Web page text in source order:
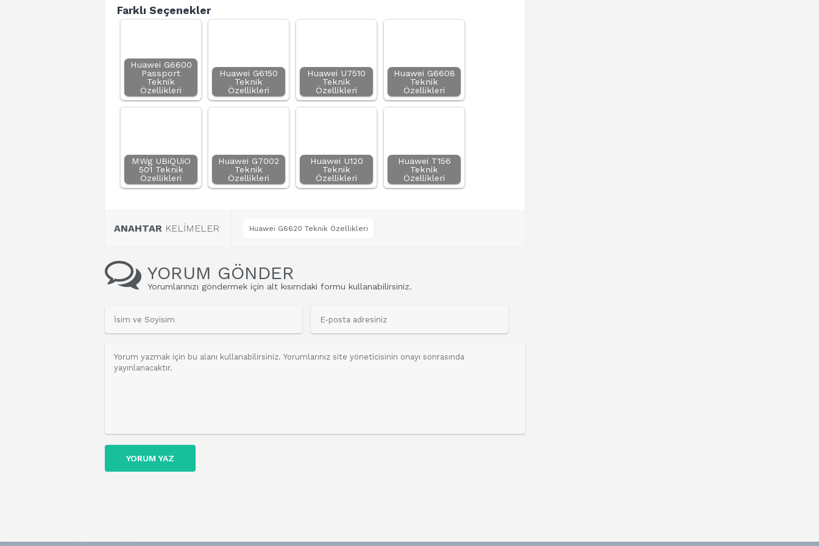
Farklı Seçenekler
Huawei G6600
Passport
Teknik
Özellikleri
Huawei G6150
Teknik
Özellikleri
Huawei U7510
Teknik
Özellikleri
Huawei G6608
Teknik
Özellikleri
MWg UBiQUiO
501 Teknik
Özellikleri
Huawei G7002
Teknik
Özellikleri
Huawei U120
Teknik
Özellikleri
Huawei T156
Teknik
Özellikleri
ANAHTAR KELİMELER Huawei G6620 Teknik Özellikleri
YORUM GÖNDER
Yorumlarınızı göndermek için alt kısımdaki formu kullanabilirsiniz.
YORUM YAZ